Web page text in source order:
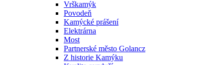
Vrškamýk
Povodeň
Kamýcké prášení
Elektrárna
Most
Partnerské město Golancz
Z historie Kamýku